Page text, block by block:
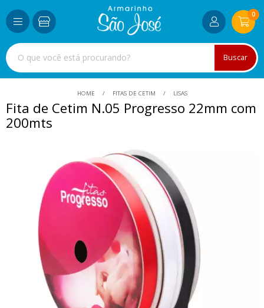
Buscar
0
HOME FITAS DE CETIM LISAS
Fita de Cetim N.05 Progresso 22mm com
200mts